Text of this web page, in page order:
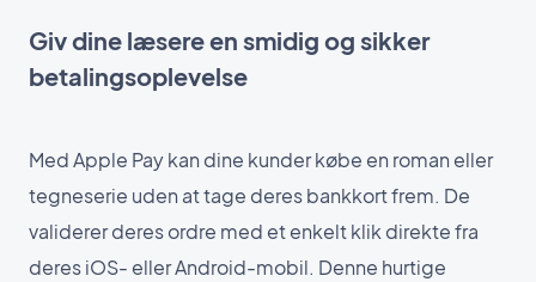
Giv dine læsere en smidig og sikker
betalingsoplevelse
Med Apple Pay kan dine kunder købe en roman eller
tegneserie uden at tage deres bankkort frem. De
validerer deres ordre med et enkelt klik direkte fra
deres iOS- eller Android-mobil. Denne hurtige